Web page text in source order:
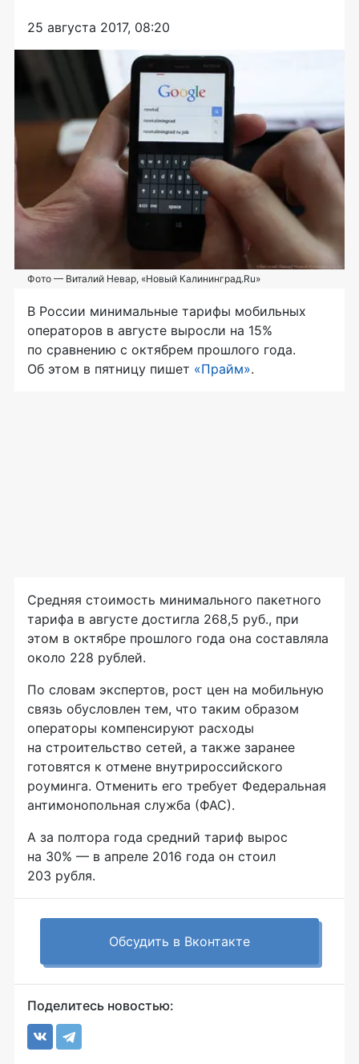
25 августа 2017, 08:20
Фото — Виталий Невар, «Новый Калининград.Ru»
В России минимальные тарифы мобильных
операторов в августе выросли на 15%
по сравнению с октябрем прошлого года.
Об этом в пятницу пишет «Прайм».
Средняя стоимость минимального пакетного
тарифа в августе достигла 268,5 руб., при
этом в октябре прошлого года она составляла
около 228 рублей.
По словам экспертов, рост цен на мобильную
связь обусловлен тем, что таким образом
операторы компенсируют расходы
на строительство сетей, а также заранее
готовятся к отмене внутрироссийского
роуминга. Отменить его требует Федеральная
антимонопольная служба (ФАС).
А за полтора года средний тариф вырос
на 30% — в апреле 2016 года он стоил
203 рубля.
Обсудить в Вконтакте
Поделитесь новостью: